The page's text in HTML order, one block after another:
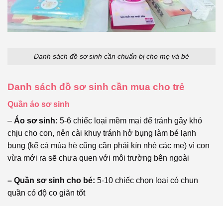
Danh sách đồ sơ sinh cần chuẩn bị cho mẹ và bé
Danh sách đồ sơ sinh cần mua cho trẻ
Quần áo sơ sinh
– Áo sơ sinh: 5-6 chiếc loại mềm mại để tránh gây khó
chịu cho con, nên cài khuy tránh hở bụng làm bé lạnh
bụng (kể cả mùa hè cũng cần phải kín nhé các mẹ) vì con
vừa mới ra sẽ chưa quen với môi trường bên ngoài
– Quần sơ sinh cho bé: 5-10 chiếc chọn loại có chun
quần có độ co giãn tốt